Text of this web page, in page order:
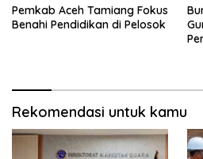
Pemkab Aceh Tamiang Fokus
Benahi Pendidikan di Pelosok
Rekomendasi untuk kamu